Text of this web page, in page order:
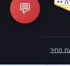
מחיר
💬